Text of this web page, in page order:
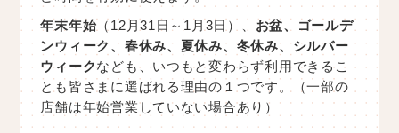
年末年始 （12月31日～1月3日）、 お盆、ゴールデ
ンウィーク、春休み、夏休み、冬休み、シルバー
ウィークなども、いつもと変わらず利用できるこ
とも皆さまに選ばれる理由の１つです。（一部の
店舗は年始営業していない場合あり）